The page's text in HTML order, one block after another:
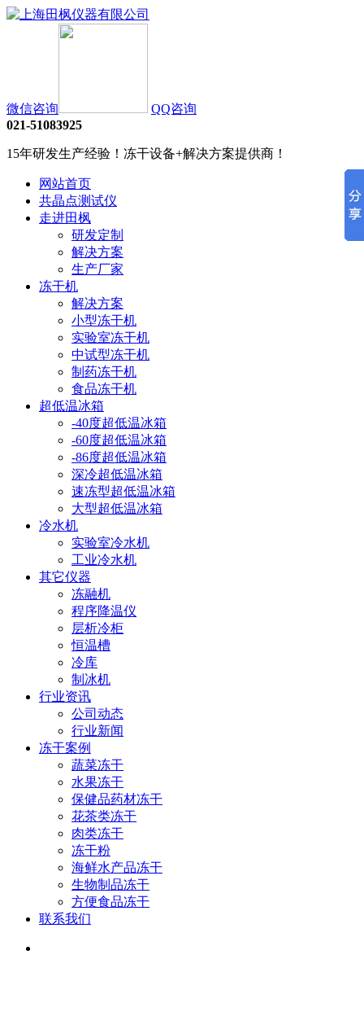
微信咨询
QQ咨询
021-51083925
15年研发生产经验！冻干设备+解决方案提供商！
网站首页
共晶点测试仪
走进田枫
研发定制
解决方案
生产厂家
冻干机
解决方案
小型冻干机
实验室冻干机
中试型冻干机
制药冻干机
食品冻干机
超低温冰箱
-40度超低温冰箱
-60度超低温冰箱
-86度超低温冰箱
深冷超低温冰箱
速冻型超低温冰箱
大型超低温冰箱
冷水机
实验室冷水机
工业冷水机
其它仪器
冻融机
程序降温仪
层析冷柜
恒温槽
冷库
制冰机
行业资讯
公司动态
行业新闻
冻干案例
蔬菜冻干
水果冻干
保健品药材冻干
花茶类冻干
肉类冻干
冻干粉
海鲜水产品冻干
生物制品冻干
方便食品冻干
联系我们